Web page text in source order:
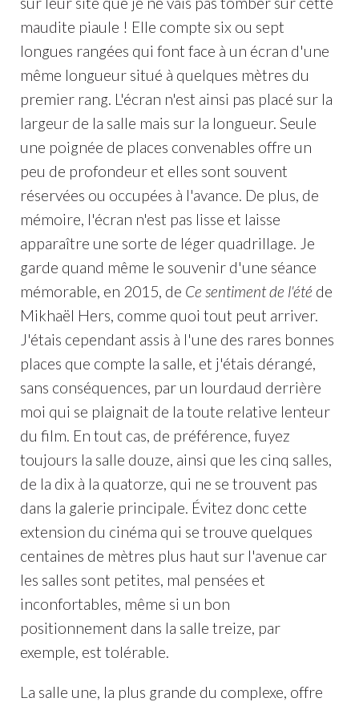
maudite piaule ! Elle compte six ou sept
longues rangées qui font face à un écran d'une
même longueur situé à quelques mètres du
premier rang. L'écran n'est ainsi pas placé sur la
largeur de la salle mais sur la longueur. Seule
une poignée de places convenables offre un
peu de profondeur et elles sont souvent
réservées ou occupées à l'avance. De plus, de
mémoire, l'écran n'est pas lisse et laisse
apparaître une sorte de léger quadrillage. Je
garde quand même le souvenir d'une séance
mémorable, en 2015, de Ce sentiment de l'été de
Mikhaël Hers, comme quoi tout peut arriver.
J'étais cependant assis à l'une des rares bonnes
places que compte la salle, et j'étais dérangé,
sans conséquences, par un lourdaud derrière
moi qui se plaignait de la toute relative lenteur
du film. En tout cas, de préférence, fuyez
toujours la salle douze, ainsi que les cinq salles,
de la dix à la quatorze, qui ne se trouvent pas
dans la galerie principale. Évitez donc cette
extension du cinéma qui se trouve quelques
centaines de mètres plus haut sur l'avenue car
les salles sont petites, mal pensées et
inconfortables, même si un bon
positionnement dans la salle treize, par
exemple, est tolérable.
La salle une, la plus grande du complexe, offre